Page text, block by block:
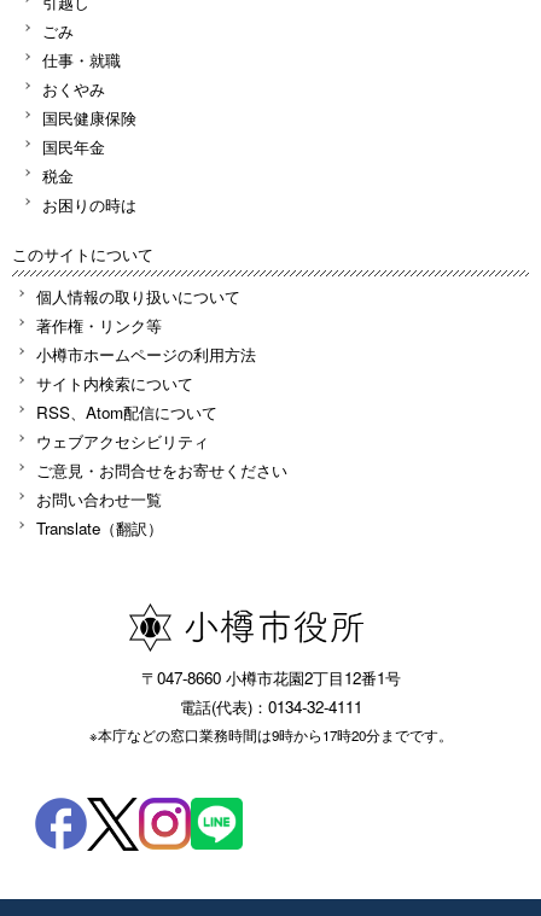
ごみ
仕事・就職
おくやみ
国民健康保険
国民年金
税金
お困りの時は
このサイトについて
個人情報の取り扱いについて
著作権・リンク等
小樽市ホームページの利用方法
サイト内検索について
RSS、Atom配信について
ウェブアクセシビリティ
ご意見・お問合せをお寄せください
お問い合わせ一覧
Translate（翻訳）
〒047-8660 小樽市花園2丁目12番1号
電話(代表)：0134-32-4111
※本庁などの窓口業務時間は9時から17時20分までです。